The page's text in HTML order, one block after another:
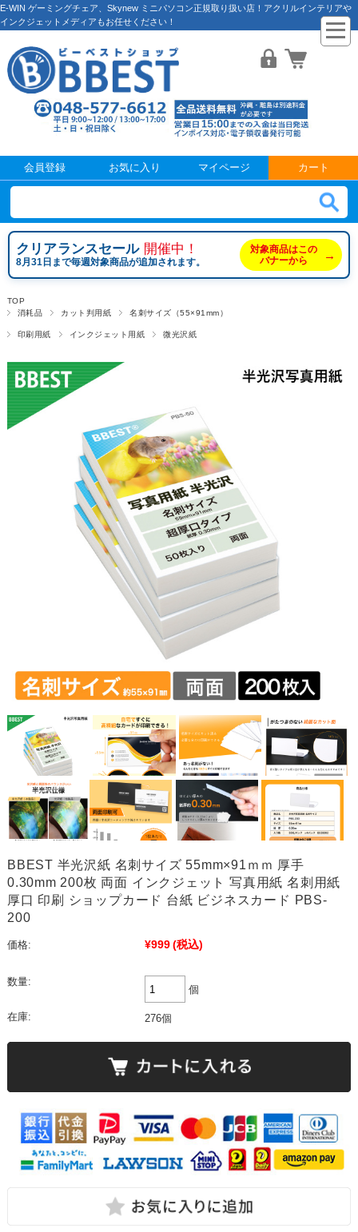
E-WIN ゲーミングチェア、Skynew ミニパソコン正規取り扱い店！アクリルインテリアや
インクジェットメディアもお任せください！
会員登録 お気に入り マイページ カート
クリアランスセール 開催中！
8月31日まで毎週対象商品が追加されます。
対象商品はこの
バナーから
→
TOP
消耗品
カット判用紙 名刺サイズ（55×91mm）
印刷用紙 インクジェット用紙 微光沢紙
BBEST 半光沢紙 名刺サイズ 55mm×91ｍｍ 厚手
0.30mm 200枚 両面 インクジェット 写真用紙 名刺用紙
厚口 印刷 ショップカード 台紙 ビジネスカード PBS-
200
価格: ¥999(税込)
数量:
個
在庫: 276個